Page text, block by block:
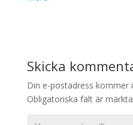
Skicka
Din e-postadress kommer
Obligatoriska fält är märkta